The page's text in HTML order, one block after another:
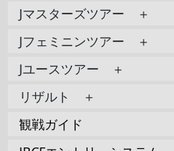
Jマスターズツアー ＋
Jフェミニンツアー ＋
Jユースツアー ＋
リザルト ＋
観戦ガイド